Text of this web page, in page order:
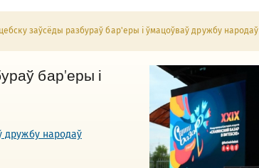
заўсёды разбураў бар'еры і ўмацоўваў дружбу народаў
бар'еры і
дружбу народаў